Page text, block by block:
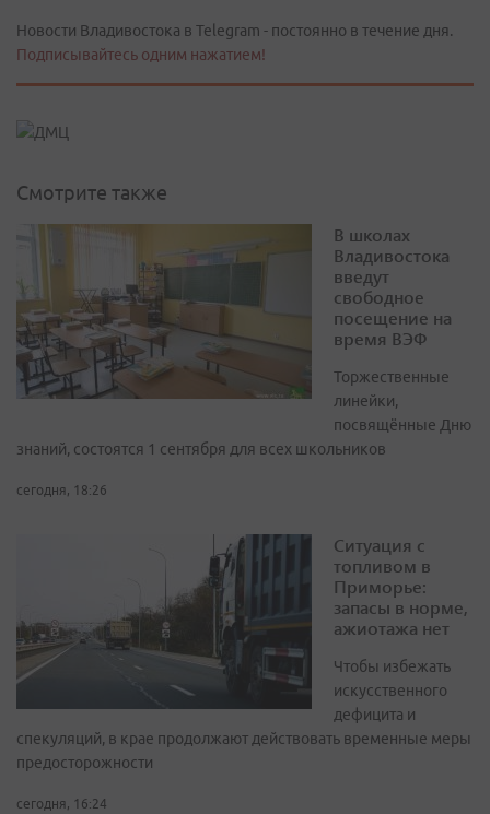
Новости Владивостока в Telegram - постоянно в течение дня.
Подписывайтесь одним нажатием!
Смотрите также
В школах
Владивостока
введут
свободное
посещение на
время ВЭФ
Торжественные
линейки,
посвящённые Дню
знаний, состоятся 1 сентября для всех школьников
сегодня, 18:26
Ситуация с
топливом в
Приморье:
запасы в норме,
ажиотажа нет
Чтобы избежать
искусственного
дефицита и
спекуляций, в крае продолжают действовать временные меры
предосторожности
сегодня, 16:24